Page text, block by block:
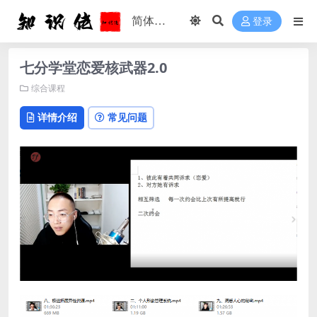
登录
七分学堂恋爱核武器2.0
综合课程
详情介绍 常见问题